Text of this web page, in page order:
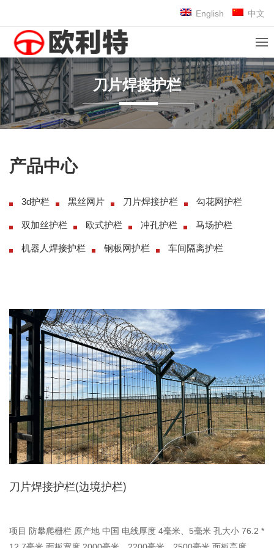
English 中文
刀片焊接护栏
产品中心
3d护栏 黑丝网片 刀片焊接护栏 勾花网护栏
双加丝护栏 欧式护栏 冲孔护栏 马场护栏
机器人焊接护栏 钢板网护栏 车间隔离护栏
刀片焊接护栏(边境护栏)
项目 防攀爬栅栏 原产地 中国 电线厚度 4毫米、5毫米 孔大小 76.2 *